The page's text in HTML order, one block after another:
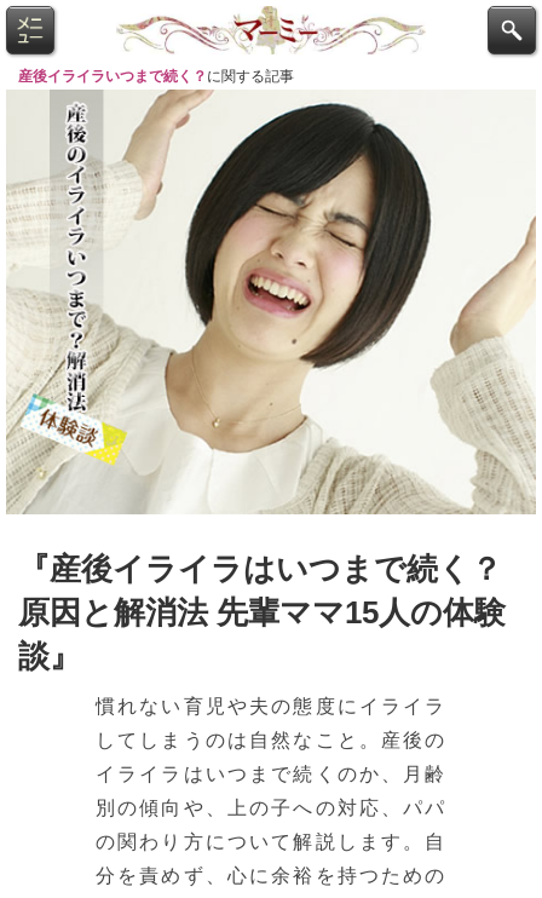
産後イライラいつまで続く？ に関する記事
『産後イライラはいつまで続く？
原因と解消法 先輩ママ15人の体験
談』
慣れない育児や夫の態度にイライラ
してしまうのは自然なこと。産後の
イライラはいつまで続くのか、月齢
別の傾向や、上の子への対応、パパ
の関わり方について解説します。自
分を責めず、心に余裕を持つための